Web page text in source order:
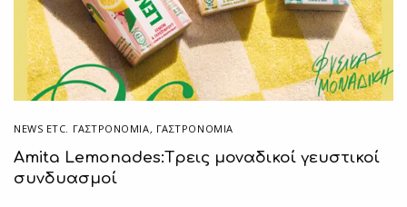
NEWS ETC. ΓΑΣΤΡΟΝΟΜΊΑ, ΓΑΣΤΡΟΝΟΜΙΑ
Amita Lemonades:Tρεις μοναδικοί γευστικοί
συνδυασμοί